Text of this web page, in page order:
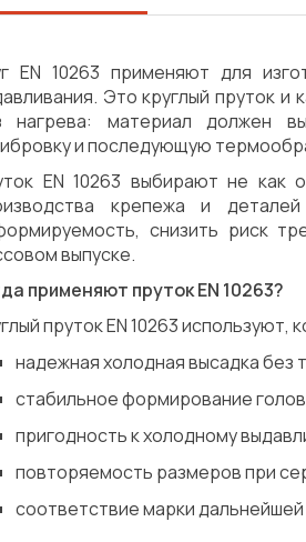
EN 10263 применяют для
Это круглый пруток и
нагрева: материал должен
и последующую
EN 10263 выбирают не как
крепежа и
снизить риск
выпуске.
применяют пруток EN 10263?
пруток EN 10263 используют,
надежная холодная высадка без
стабильное формирование
пригодность к холодному
повторяемость размеров при
соответствие марки